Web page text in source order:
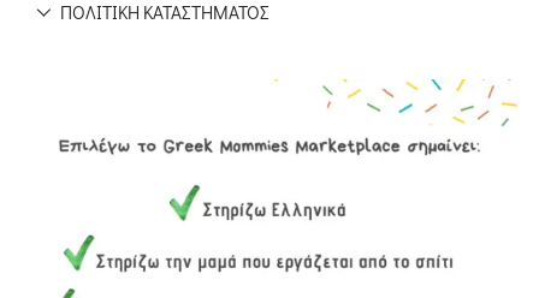
ΠΟΛΙΤΙΚΉ ΚΑΤΑΣΤΉΜΑΤΟΣ